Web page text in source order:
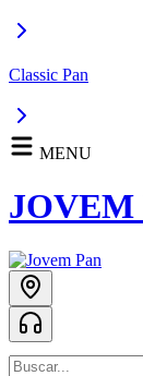
Classic Pan
MENU
JOVEM